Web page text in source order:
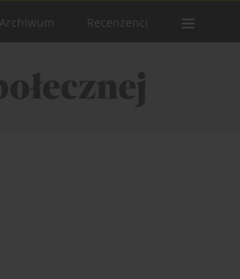
Archiwum Recenzenci